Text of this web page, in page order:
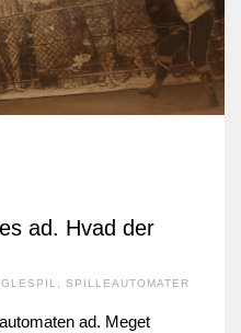
ad. Hvad der
, SPILLEAUTOMATER
ad. Meget